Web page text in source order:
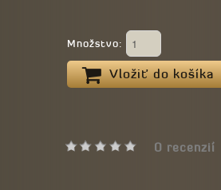
Množstvo:
Vložiť do košíka
0 recenzií